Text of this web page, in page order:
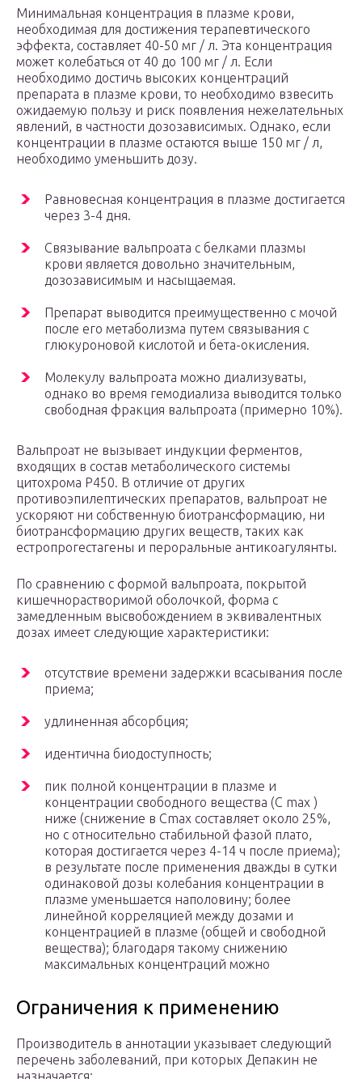
Минимальная концентрация в плазме крови,
необходимая для достижения терапевтического
эффекта, составляет 40-50 мг / л. Эта концентрация
может колебаться от 40 до 100 мг / л. Если
необходимо достичь высоких концентраций
препарата в плазме крови, то необходимо взвесить
ожидаемую пользу и риск появления нежелательных
явлений, в частности дозозависимых. Однако, если
концентрации в плазме остаются выше 150 мг / л,
необходимо уменьшить дозу.
Равновесная концентрация в плазме достигается
через 3-4 дня.
Связывание вальпроата с белками плазмы
крови является довольно значительным,
дозозависимым и насыщаемая.
Препарат выводится преимущественно с мочой
после его метаболизма путем связывания с
глюкуроновой кислотой и бета-окисления.
Молекулу вальпроата можно диализуваты,
однако во время гемодиализа выводится только
свободная фракция вальпроата (примерно 10%).
Вальпроат не вызывает индукции ферментов,
входящих в состав метаболического системы
цитохрома Р450. В отличие от других
противоэпилептических препаратов, вальпроат не
ускоряют ни собственную биотрансформацию, ни
биотрансформацию других веществ, таких как
естропрогестагены и пероральные антикоагулянты.
По сравнению с формой вальпроата, покрытой
кишечнорастворимой оболочкой, форма с
замедленным высвобождением в эквивалентных
дозах имеет следующие характеристики:
отсутствие времени задержки всасывания после
приема;
удлиненная абсорбция;
идентична биодоступность;
пик полной концентрации в плазме и
концентрации свободного вещества (С max )
ниже (снижение в Сmax составляет около 25%,
но с относительно стабильной фазой плато,
которая достигается через 4-14 ч после приема);
в результате после применения дважды в сутки
одинаковой дозы колебания концентрации в
плазме уменьшается наполовину; более
линейной корреляцией между дозами и
концентрацией в плазме (общей и свободной
вещества); благодаря такому снижению
максимальных концентраций можно
Ограничения к применению
Производитель в аннотации указывает следующий
перечень заболеваний, при которых Депакин не
назначается: